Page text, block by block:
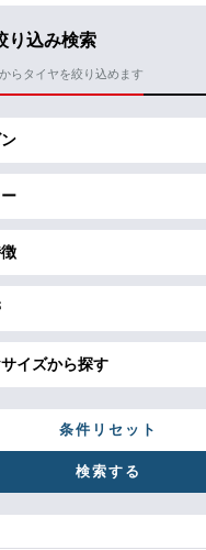
り込み検索
らタイヤを絞り込めます
イズから探す
条件リセット